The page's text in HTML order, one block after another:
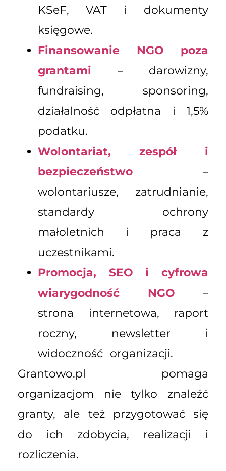
KSeF, VAT i dokumenty
księgowe.
Finansowanie NGO poza
grantami – darowizny,
fundraising, sponsoring,
działalność odpłatna i 1,5%
podatku.
Wolontariat, zespół i
bezpieczeństwo –
wolontariusze, zatrudnianie,
standardy ochrony
małoletnich i praca z
uczestnikami.
Promocja, SEO i cyfrowa
wiarygodność NGO –
strona internetowa, raport
roczny, newsletter i
widoczność organizacji.
Grantowo.pl pomaga
organizacjom nie tylko znaleźć
granty, ale też przygotować się
do ich zdobycia, realizacji i
rozliczenia.